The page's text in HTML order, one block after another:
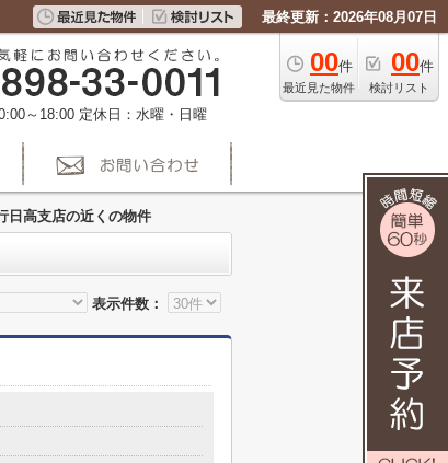
最終更新：2026年08月07日
00件
最近見た物件
00件
検討リスト
～18:00 定休日：水曜・日曜
日高支店の近くの物件
表示件数：